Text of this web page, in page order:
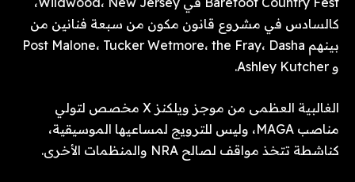
كالسادس في مشروع قانون مكون من سبعة فنانين من
بينهم Post Malone، Tucker Wetmore، the Fray، Dasha
و Ashley Kutcher.
الغالبية العظمى من موجز ويلكنز X مخصص لتولي
مناصب MAGA، وليس للترويج لمساعيها الموسيقية،
كناشطة تتخذ مواقف لصالح NRA والمنظمات الأخرى.